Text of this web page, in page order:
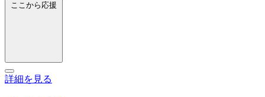
ここから応援
詳細を見る